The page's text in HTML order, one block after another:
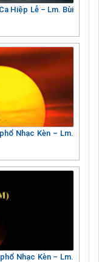
Hiệp Lễ – Lm. Bùi
Nhạc Kèn – Lm.
Nhạc Kèn – Lm.